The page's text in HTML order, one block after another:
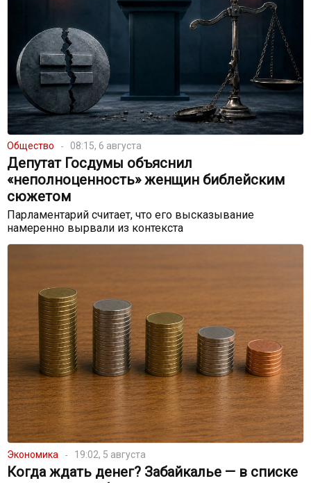
Общество 08:15, 6 августа
Депутат Госдумы объяснил
«неполноценность» женщин библейским
сюжетом
Парламентарий считает, что его высказывание
намеренно вырвали из контекста
Экономика 19:02, 5 августа
Когда ждать денег? Забайкалье — в списке